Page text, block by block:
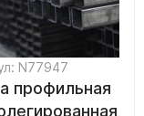
N77947
профильная